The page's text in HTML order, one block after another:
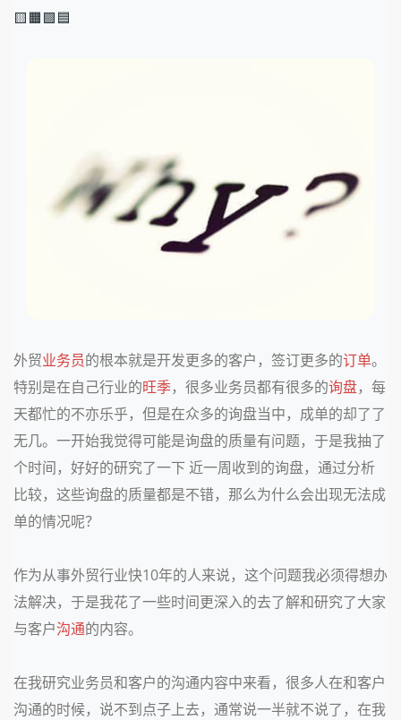
🟨🟧🟩🟦
外贸业务员的根本就是开发更多的客户，签订更多的订单。
特别是在自己行业的旺季，很多业务员都有很多的询盘，每
天都忙的不亦乐乎，但是在众多的询盘当中，成单的却了了
无几。一开始我觉得可能是询盘的质量有问题，于是我抽了
个时间，好好的研究了一下 近一周收到的询盘，通过分析
比较，这些询盘的质量都是不错，那么为什么会出现无法成
单的情况呢？
作为从事外贸行业快10年的人来说，这个问题我必须得想办
法解决，于是我花了一些时间更深入的去了解和研究了大家
与客户沟通的内容。
在我研究业务员和客户的沟通内容中来看，很多人在和客户
沟通的时候，说不到点子上去，通常说一半就不说了，在我